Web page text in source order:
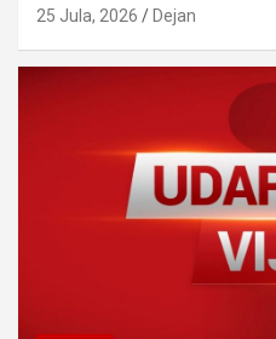
25 Jula, 2026 Dejan